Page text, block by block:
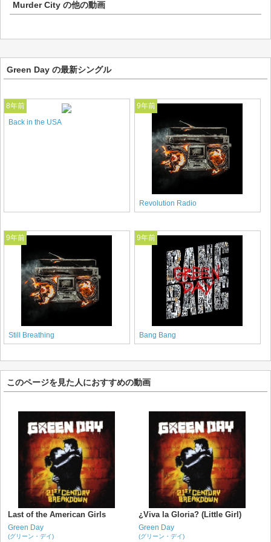
Murder City の他の動画
Green Day の最新シングル
8年前
Back in the USA
9年前
Revolution Radio
9年前
Still Breathing
9年前
Bang Bang
このページを見た人におすすめの動画
Last of the American Girls
Green Day
(グリーン・デイ)
¿Viva la Gloria? (Little Girl)
Green Day
(グリーン・デイ)